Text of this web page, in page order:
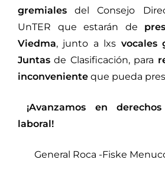
gremiales del Consejo
UnTER que estarán de
Viedma, junto a lxs vocales
Juntas de Clasificación, para
inconveniente que pueda
¡Avanzamos en
laboral!
General Roca -Fiske